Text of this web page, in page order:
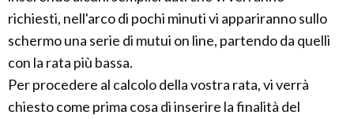
richiesti, nell'arco di pochi minuti vi appariranno sullo
schermo una serie di mutui on line, partendo da quelli
con la rata più bassa.
Per procedere al calcolo della vostra rata, vi verrà
chiesto come prima cosa di inserire la finalità del